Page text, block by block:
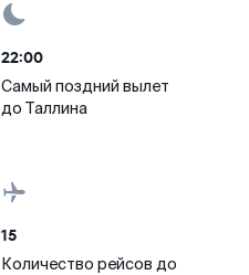
22:00
Самый поздний вылет
до Таллина
15
Количество рейсов до